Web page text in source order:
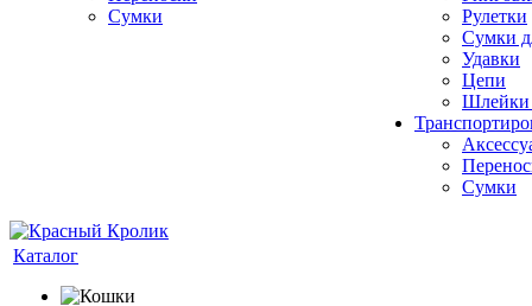
Сумки
Рулетки
Сумки
Удавки
Цепи
Шлейки
Сумки
Каталог